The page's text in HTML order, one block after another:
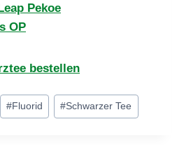
Pekoe
OP
bestellen
#Fluorid #Schwarzer Tee